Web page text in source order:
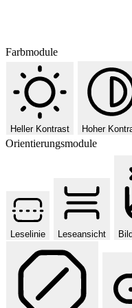
Farbmodule
Heller Kontrast Hoher
Orientierungsmodule
Leselinie Leseansicht